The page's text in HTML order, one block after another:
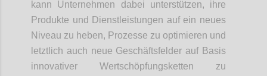
kann Unternehmen dabei unterstützen, ihre
Produkte und Dienstleistungen auf ein neues
Niveau zu heben, Prozesse zu optimieren und
letztlich auch neue Geschäftsfelder auf Basis
innovativer Wertschöpfungsketten zu